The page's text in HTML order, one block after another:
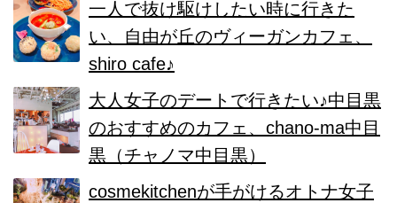
一人で抜け駆けしたい時に行きた
い、自由が丘のヴィーガンカフェ、
shiro cafe♪
大人女子のデートで行きたい♪中目黒
のおすすめのカフェ、chano-ma中目
黒（チャノマ中目黒）
cosmekitchenが手がけるオトナ女子